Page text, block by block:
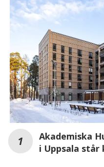
Akademiska
i Uppsala står